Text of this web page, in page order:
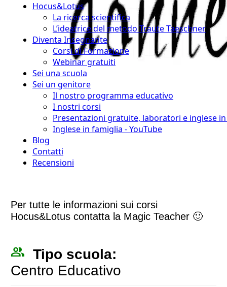
Hocus&Lotus
La ricerca scientifica
L’ideatrice del metodo Traute Taeschner
Diventa Insegnante
Corsi di Formazione
Webinar gratuiti
Sei una scuola
Sei un genitore
Il nostro programma educativo
I nostri corsi
Presentazioni gratuite, laboratori e inglese in
Inglese in famiglia - YouTube
Blog
Contatti
Recensioni
Per tutte le informazioni sui corsi
Hocus&Lotus contatta la Magic Teacher 🙂
people_outline Tipo scuola:
Centro Educativo